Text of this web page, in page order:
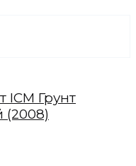
ICM Грунт
(2008)